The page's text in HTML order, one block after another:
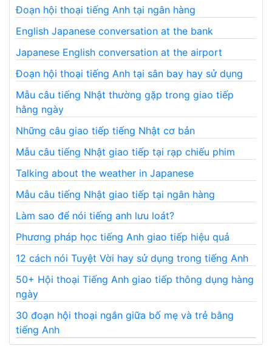
Đoạn hội thoại tiếng Anh tại ngân hàng
English Japanese conversation at the bank
Japanese English conversation at the airport
Đoạn hội thoại tiếng Anh tại sân bay hay sử dụng
Mẫu câu tiếng Nhật thường gặp trong giao tiếp
hằng ngày
Những câu giao tiếp tiếng Nhật cơ bản
Mẫu câu tiếng Nhật giao tiếp tại rạp chiếu phim
Talking about the weather in Japanese
Mẫu câu tiếng Nhật giao tiếp tại ngân hàng
Làm sao để nói tiếng anh lưu loát?
Phương pháp học tiếng Anh giao tiếp hiệu quả
12 cách nói Tuyệt Vời hay sử dụng trong tiếng Anh
50+ Hội thoại Tiếng Anh giao tiếp thông dụng hàng
ngày
30 đoạn hội thoại ngắn giữa bố mẹ và trẻ bằng
tiếng Anh